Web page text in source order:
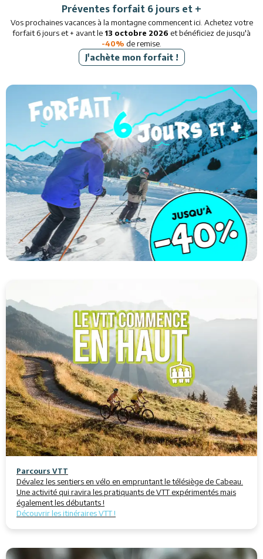
Préventes forfait 6 jours et +
Vos prochaines vacances à la montagne commencent ici. Achetez votre
forfait 6 jours et + avant le 13 octobre 2026 et bénéficiez de jusqu'à
-40% de remise.
J'achète mon forfait !
Parcours VTT
Dévalez les sentiers en vélo en empruntant le télésiège de Cabeau.
Une activité qui ravira les pratiquants de VTT expérimentés mais
également les débutants !
Découvrir les itinéraires VTT !